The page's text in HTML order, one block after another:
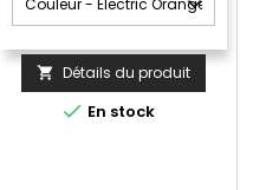
 Détails du produit
 En stock